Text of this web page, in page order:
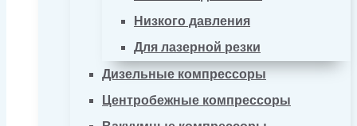
Низкого давления
Для лазерной резки
Дизельные компрессоры
Центробежные компрессоры